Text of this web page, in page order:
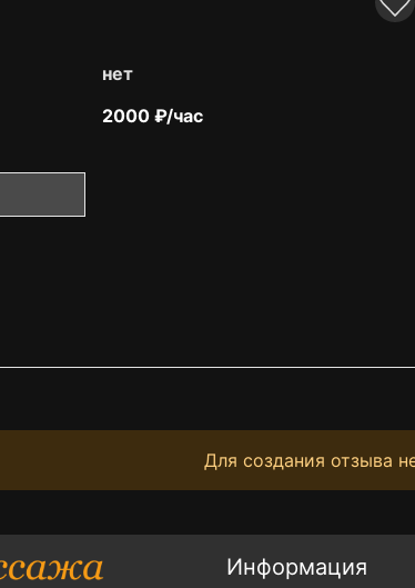
нет
2000 ₽/час
Для создания отзыва
Информация